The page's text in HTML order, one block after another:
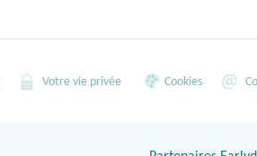
Votre vie privée Cookies